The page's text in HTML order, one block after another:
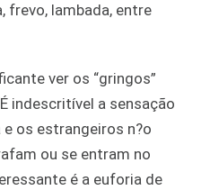
frevo, lambada, entre
ver os “gringos”
indescritível a sensação
os estrangeiros n?o
ou se entram no
é a euforia de